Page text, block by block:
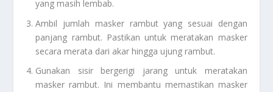
yang masih lembab.
Ambil jumlah masker rambut yang sesuai dengan
panjang rambut. Pastikan untuk meratakan masker
secara merata dari akar hingga ujung rambut.
Gunakan sisir bergerigi jarang untuk meratakan
masker rambut. Ini membantu memastikan masker